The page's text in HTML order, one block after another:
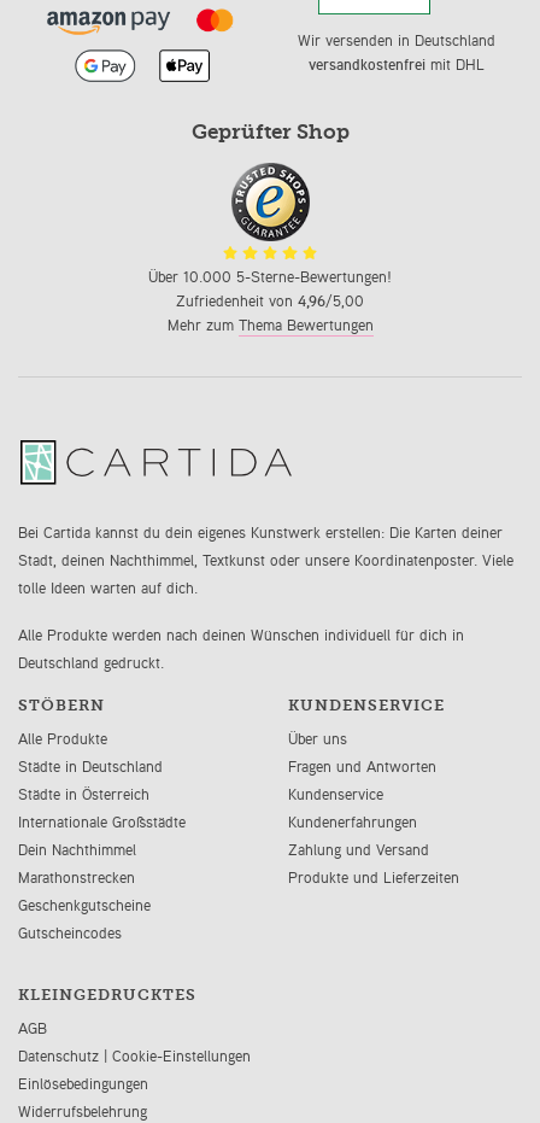
Wir versenden in Deutschland
versandkostenfreimit DHL
Geprüfter Shop
Über 10.000 5-Sterne-Bewertungen!
Zufriedenheit von 4,96/5,00
Mehr zum Thema Bewertungen
Bei Cartida kannst du dein eigenes Kunstwerk erstellen: Die Karten deiner
Stadt, deinen Nachthimmel, Textkunst oder unsere Koordinatenposter. Viele
tolle Ideen warten auf dich.
Alle Produkte werden nach deinen Wünschen individuell für dich in
Deutschland gedruckt.
STÖBERN
Alle Produkte
Städte in Deutschland
Städte in Österreich
Internationale Großstädte
Dein Nachthimmel
Marathonstrecken
Geschenkgutscheine
Gutscheincodes
KUNDENSERVICE
Über uns
Fragen und Antworten
Kundenservice
Kundenerfahrungen
Zahlung und Versand
Produkte und Lieferzeiten
KLEINGEDRUCKTES
AGB
Datenschutz | Cookie-Einstellungen
Einlösebedingungen
Widerrufsbelehrung